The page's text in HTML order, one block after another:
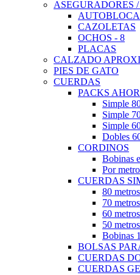
ASEGURADORES
CAZOLETAS
OCHOS - 8
PLACAS
CALZADO
PIES DE GATO
CUERDAS
PACKS
Simple
Simple
Simple
Dobles
CORDINOS
Bobinas
Por
CUERDAS
80 metros
70 metros
60 metros
50
Bobinas
BOLSAS
CUERDAS
CUERDAS